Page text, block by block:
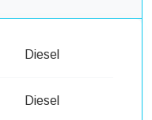
Diesel
Diesel